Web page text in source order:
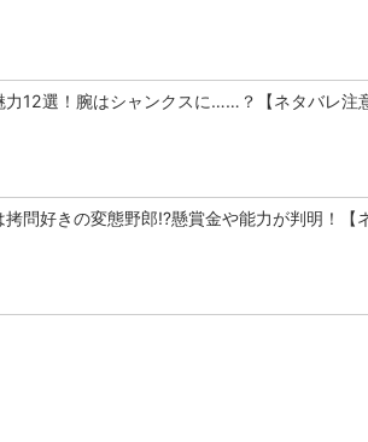
力12選！腕はシャンクスに……？【ネタバレ注
拷問好きの変態野郎⁉︎懸賞金や能力が判明！【